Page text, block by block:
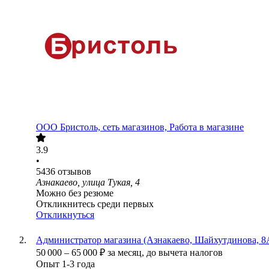
ООО Бристоль, сеть магазинов, Работа в магазине
3.9
•
5436 отзывов
Азнакаево, улица Тукая, 4
Можно без резюме
Откликнитесь среди первых
Откликнуться
Администратор магазина (Азнакаево, Шайхутдинова,
50 000 – 65 000 ₽ за месяц, до вычета налогов
Опыт 1-3 года